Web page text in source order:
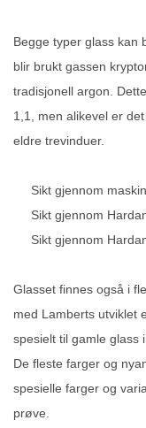
Begge typer glass kan
blir brukt gassen
tradisjonell argon.
1,1, men alikevel er
eldre trevinduer.
Sikt gjennom
Sikt gjennom
Sikt gjennom
Glasset finnes også i
med Lamberts utviklet
spesielt til gamle glass
De fleste farger og
spesielle farger og
prøve.